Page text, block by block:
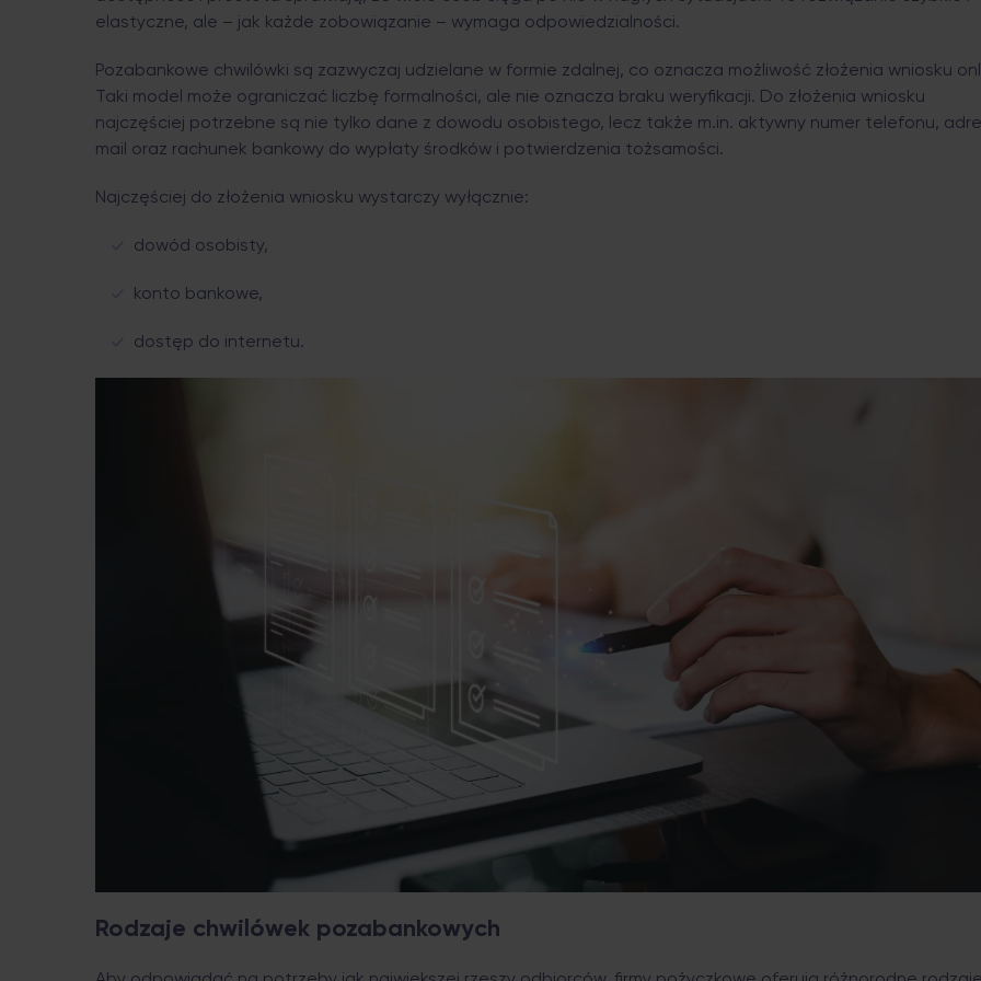
elastyczne, ale – jak każde zobowiązanie – wymaga odpowiedzialności.
Pozabankowe chwilówki są zazwyczaj udzielane w formie zdalnej, co oznacza możliwość złożenia wniosku
Taki model może ograniczać liczbę formalności, ale nie oznacza braku weryfikacji. Do złożenia wniosku
najczęściej potrzebne są nie tylko dane z dowodu osobistego, lecz także m.in. aktywny numer telefonu,
mail oraz rachunek bankowy do wypłaty środków i potwierdzenia tożsamości.
Najczęściej do złożenia wniosku wystarczy wyłącznie:
dowód osobisty,
konto bankowe,
dostęp do internetu.
Rodzaje chwilówek pozabankowych